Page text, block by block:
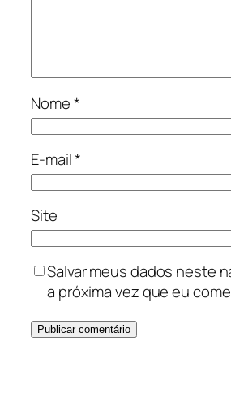
Nome*
E-mail*
Site
Salvar meus dados neste
a próxima vez que eu